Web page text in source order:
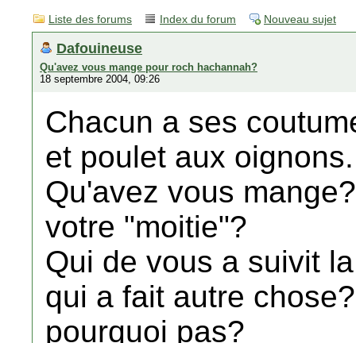
Liste des forums Index du forum Nouveau sujet
Dafouineuse
Qu'avez vous mange pour roch hachannah?
18 septembre 2004, 09:26
Chacun a ses
et poulet aux oignons.
Qu'avez vous
votre "moitie"?
Qui de vous a suivit
qui a fait autre
pourquoi pas?